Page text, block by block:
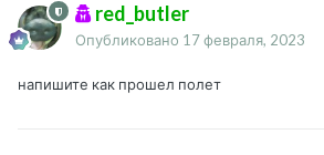
red_butler
Опубликовано 17 февраля, 2023
напишите как прошел полет